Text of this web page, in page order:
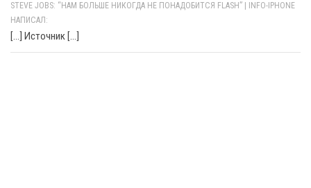
STEVE JOBS: “НАМ БОЛЬШЕ НИКОГДА НЕ ПОНАДОБИТСЯ FLASH” | INFO-IPHONE
НАПИСАЛ:
[…] Источник […]